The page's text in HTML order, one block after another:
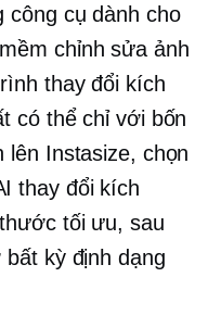
công cụ dành cho
chỉnh sửa ảnh
thay đổi kích
có thể chỉ với bốn
lên Instasize, chọn
thay đổi kích
tối ưu, sau
kỳ định dạng